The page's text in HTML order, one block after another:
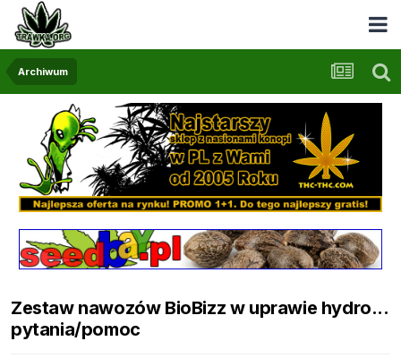
Archiwum
Zestaw nawozów BioBizz w uprawie hydro...
pytania/pomoc